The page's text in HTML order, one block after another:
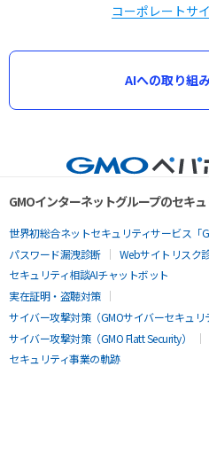
コーポレートサ
AIへの取り組
GMOインターネットグループのセキ
世界初総合ネットセキュリティサービス「
パスワード漏洩診断
Webサイトリスク
セキュリティ相談AIチャットボット
実在証明・盗聴対策
サイバー攻撃対策（GMOサイバーセキュリ
サイバー攻撃対策（GMO Flatt Security）
セキュリティ事業の軌跡